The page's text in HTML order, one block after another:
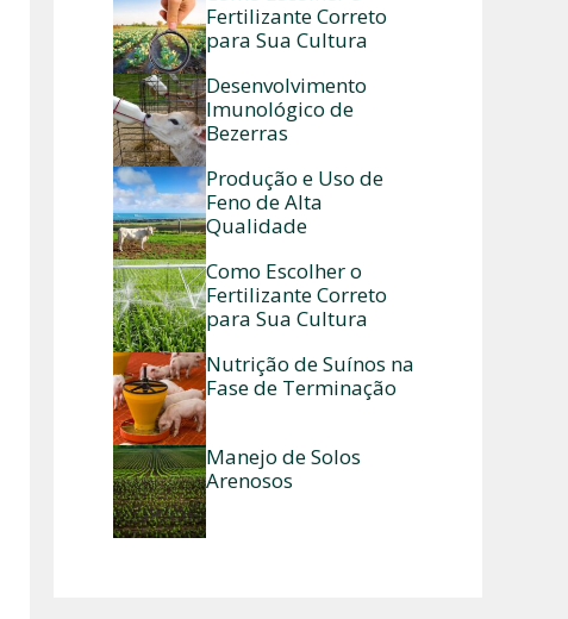
Fertilizante Correto
para Sua Cultura
Desenvolvimento
Imunológico de
Bezerras
Produção e Uso de
Feno de Alta
Qualidade
Como Escolher o
Fertilizante Correto
para Sua Cultura
Nutrição de Suínos na
Fase de Terminação
Manejo de Solos
Arenosos